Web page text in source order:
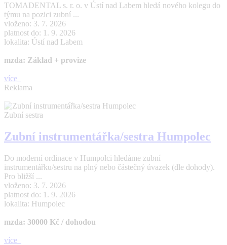
TOMADENTAL s. r. o. v Ústí nad Labem hledá nového kolegu do
týmu na pozici zubní ...
vloženo: 3. 7. 2026
platnost do: 1. 9. 2026
lokalita: Ústí nad Labem
mzda: Základ + provize
více
Reklama
Zubní sestra
Zubní instrumentářka/sestra Humpolec
Do moderní ordinace v Humpolci hledáme zubní
instrumentářku/sestru na plný nebo částečný úvazek (dle dohody).
Pro bližší ...
vloženo: 3. 7. 2026
platnost do: 1. 9. 2026
lokalita: Humpolec
mzda: 30000 Kč / dohodou
více